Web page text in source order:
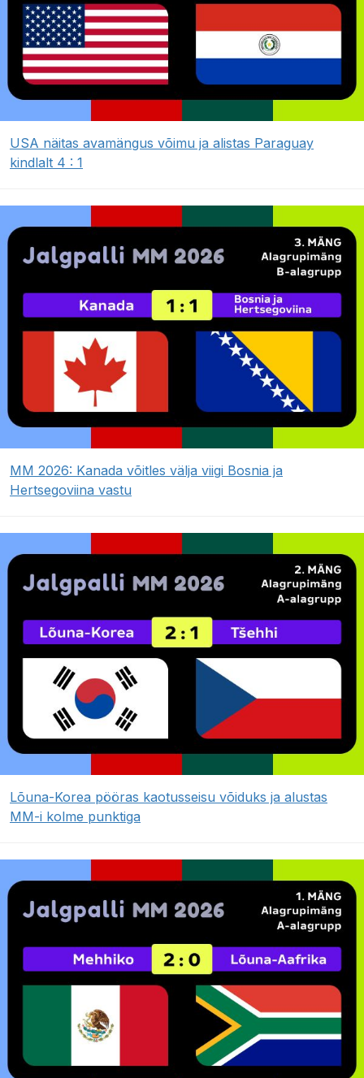
USA näitas avamängus võimu ja alistas Paraguay
kindlalt 4 : 1
MM 2026: Kanada võitles välja viigi Bosnia ja
Hertsegoviina vastu
Lõuna-Korea pööras kaotusseisu võiduks ja alustas
MM-i kolme punktiga